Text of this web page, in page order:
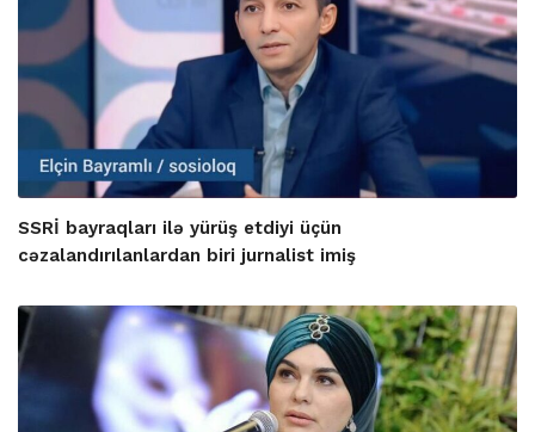
SSRİ bayraqları ilə yürüş etdiyi üçün
cəzalandırılanlardan biri jurnalist imiş